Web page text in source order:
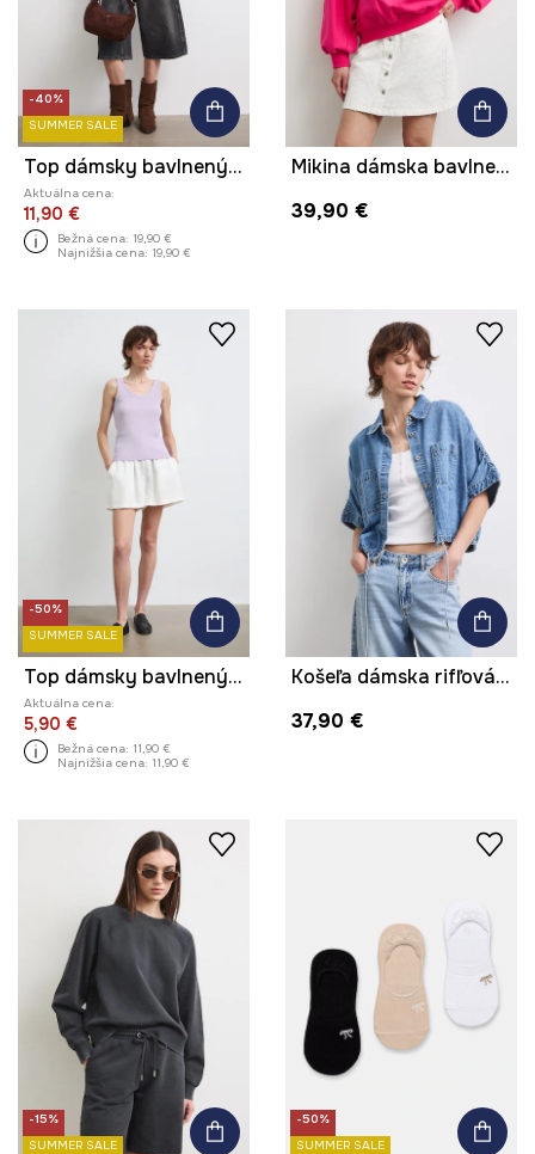
-40%
SUMMER SALE
Top dámsky bavlnený s čipkovanými detailmi
Aktuálna cena:
11,90 €
Bežná cena: 19,90 €
Najnižšia cena: 19,90 €
Mikina dámska bavlnená s elastanom
39,90 €
-50%
SUMMER SALE
Top dámsky bavlnený s elastanom s efektom prania
Aktuálna cena:
5,90 €
Bežná cena: 11,90 €
Najnižšia cena: 11,90 €
Košeľa dámska rifľová hladká
37,90 €
-15%
SUMMER SALE
-50%
SUMMER SALE